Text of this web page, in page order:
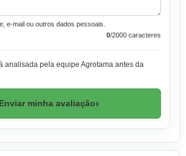
e-mail ou outros dados pessoais.
0/2000 caracteres
analisada pela equipe Agrotama antes da
Enviar minha avaliação›